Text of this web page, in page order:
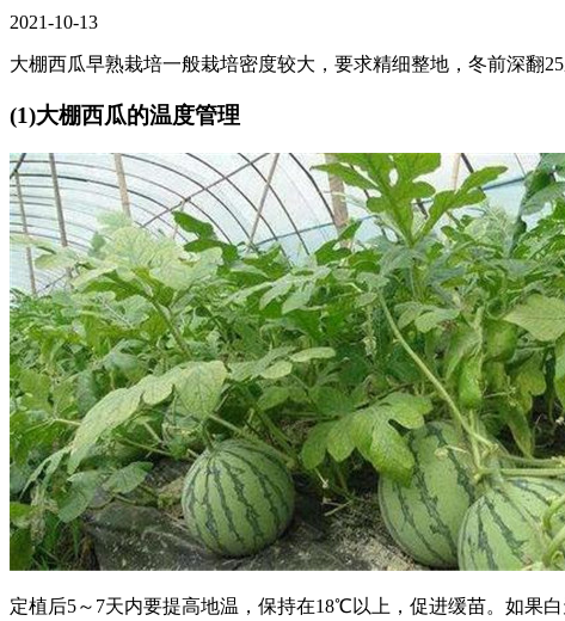
2021-10-13
大棚西瓜早熟栽培一般栽培密度较大，要求精细整地，冬前深翻
(1)大棚西瓜的温度管理
定植后5～7天内要提高地温，保持在18℃以上，促进缓苗。如果